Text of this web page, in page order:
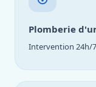
Plomberie
Intervention 24h/